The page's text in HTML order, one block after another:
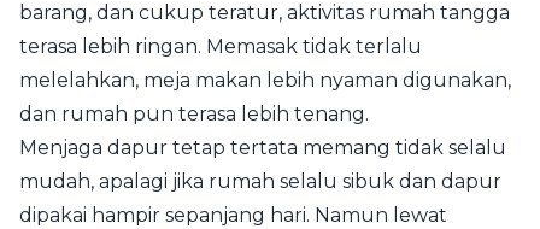
barang, dan cukup teratur, aktivitas rumah tangga
terasa lebih ringan. Memasak tidak terlalu
melelahkan, meja makan lebih nyaman digunakan,
dan rumah pun terasa lebih tenang.
Menjaga dapur tetap tertata memang tidak selalu
mudah, apalagi jika rumah selalu sibuk dan dapur
dipakai hampir sepanjang hari. Namun lewat